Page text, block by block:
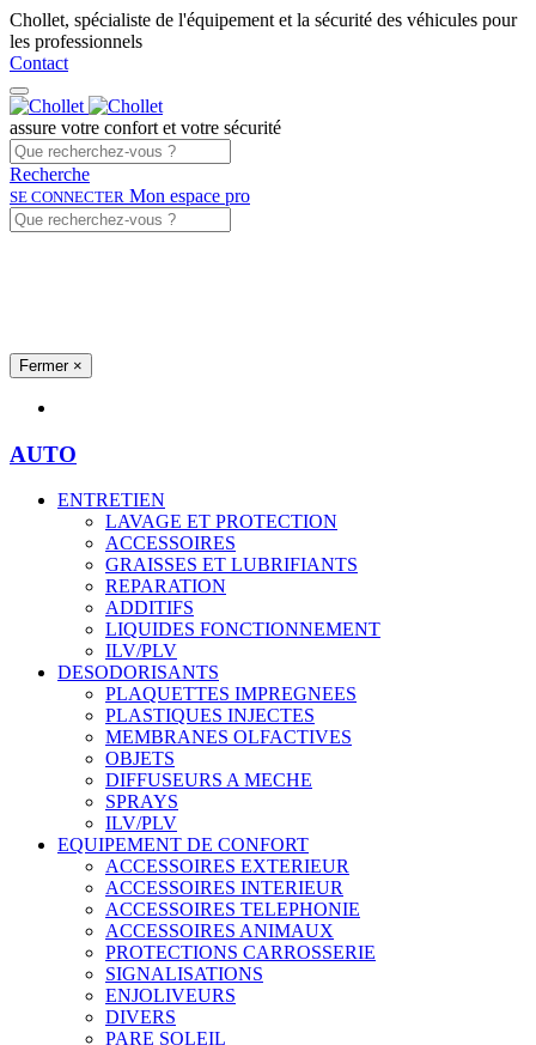
Chollet, spécialiste de l'équipement et la sécurité des véhicules pour
les professionnels
Contact
assure votre confort et votre sécurité
Recherche
SE CONNECTER Mon espace pro
Fermer ×
AUTO
ENTRETIEN
LAVAGE ET PROTECTION
ACCESSOIRES
GRAISSES ET LUBRIFIANTS
REPARATION
ADDITIFS
LIQUIDES FONCTIONNEMENT
ILV/PLV
DESODORISANTS
PLAQUETTES IMPREGNEES
PLASTIQUES INJECTES
MEMBRANES OLFACTIVES
OBJETS
DIFFUSEURS A MECHE
SPRAYS
ILV/PLV
EQUIPEMENT DE CONFORT
ACCESSOIRES EXTERIEUR
ACCESSOIRES INTERIEUR
ACCESSOIRES TELEPHONIE
ACCESSOIRES ANIMAUX
PROTECTIONS CARROSSERIE
SIGNALISATIONS
ENJOLIVEURS
DIVERS
PARE SOLEIL